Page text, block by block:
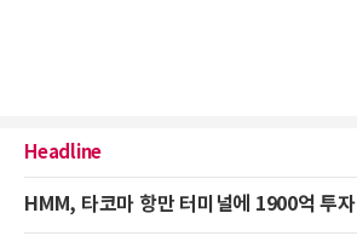
Headline
HMM, 타코마 항만 터미널에 1900억 투자